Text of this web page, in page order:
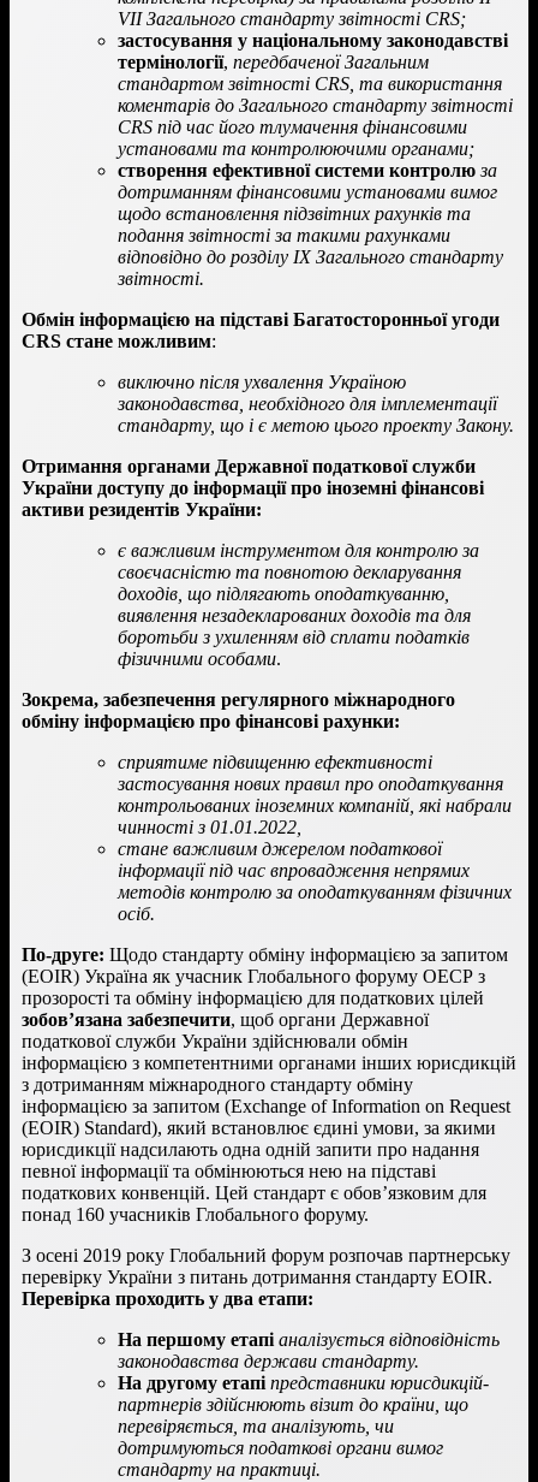
VII Загального стандарту звітності CRS;
застосування у національному законодавстві
термінології, передбаченої Загальним
стандартом звітності CRS, та використання
коментарів до Загального стандарту звітності
CRS під час його тлумачення фінансовими
установами та контролюючими органами;
створення ефективної системи контролю за
дотриманням фінансовими установами вимог
щодо встановлення підзвітних рахунків та
подання звітності за такими рахунками
відповідно до розділу ІХ Загального стандарту
звітності.
Обмін інформацією на підставі Багатосторонньої угоди
CRS стане можливим:
виключно після ухвалення Україною
законодавства, необхідного для імплементації
стандарту, що і є метою цього проекту Закону.
Отримання органами Державної податкової служби
України доступу до інформації про іноземні фінансові
активи резидентів України:
є важливим інструментом для контролю за
своєчасністю та повнотою декларування
доходів, що підлягають оподаткуванню,
виявлення незадекларованих доходів та для
боротьби з ухиленням від сплати податків
фізичними особами.
Зокрема, забезпечення регулярного міжнародного
обміну інформацією про фінансові рахунки:
сприятиме підвищенню ефективності
застосування нових правил про оподаткування
контрольованих іноземних компаній, які набрали
чинності з 01.01.2022,
стане важливим джерелом податкової
інформації під час впровадження непрямих
методів контролю за оподаткуванням фізичних
осіб.
По-друге: Щодо стандарту обміну інформацією за запитом
(EOIR) Україна як учасник Глобального форуму ОЕСР з
прозорості та обміну інформацією для податкових цілей
зобов’язана забезпечити, щоб органи Державної
податкової служби України здійснювали обмін
інформацією з компетентними органами інших юрисдикцій
з дотриманням міжнародного стандарту обміну
інформацією за запитом (Exchange of Information on Request
(EOIR) Standard), який встановлює єдині умови, за якими
юрисдикції надсилають одна одній запити про надання
певної інформації та обмінюються нею на підставі
податкових конвенцій. Цей стандарт є обов’язковим для
понад 160 учасників Глобального форуму.
З осені 2019 року Глобальний форум розпочав партнерську
перевірку України з питань дотримання стандарту EOIR.
Перевірка проходить у два етапи:
На першому етапі аналізується відповідність
законодавства держави стандарту.
На другому етапі представники юрисдикцій-
партнерів здійснюють візит до країни, що
перевіряється, та аналізують, чи
дотримуються податкові органи вимог
стандарту на практиці.